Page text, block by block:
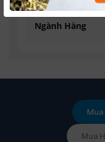
Ngành Hàng
Mua